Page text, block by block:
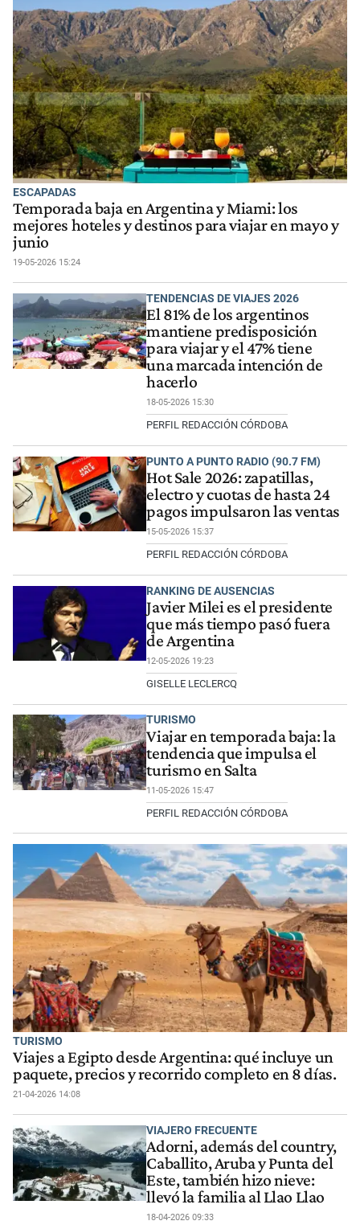
ESCAPADAS
Temporada baja en Argentina y Miami: los
mejores hoteles y destinos para viajar en mayo y
junio
19-05-2026 15:24
TENDENCIAS DE VIAJES 2026
El 81% de los argentinos
mantiene predisposición
para viajar y el 47% tiene
una marcada intención de
hacerlo
18-05-2026 15:30
PERFIL REDACCIÓN CÓRDOBA
PUNTO A PUNTO RADIO (90.7 FM)
Hot Sale 2026: zapatillas,
electro y cuotas de hasta 24
pagos impulsaron las ventas
15-05-2026 15:37
PERFIL REDACCIÓN CÓRDOBA
RANKING DE AUSENCIAS
Javier Milei es el presidente
que más tiempo pasó fuera
de Argentina
12-05-2026 19:23
GISELLE LECLERCQ
TURISMO
Viajar en temporada baja: la
tendencia que impulsa el
turismo en Salta
11-05-2026 15:47
PERFIL REDACCIÓN CÓRDOBA
TURISMO
Viajes a Egipto desde Argentina: qué incluye un
paquete, precios y recorrido completo en 8 días.
21-04-2026 14:08
VIAJERO FRECUENTE
Adorni, además del country,
Caballito, Aruba y Punta del
Este, también hizo nieve:
llevó la familia al Llao Llao
18-04-2026 09:33